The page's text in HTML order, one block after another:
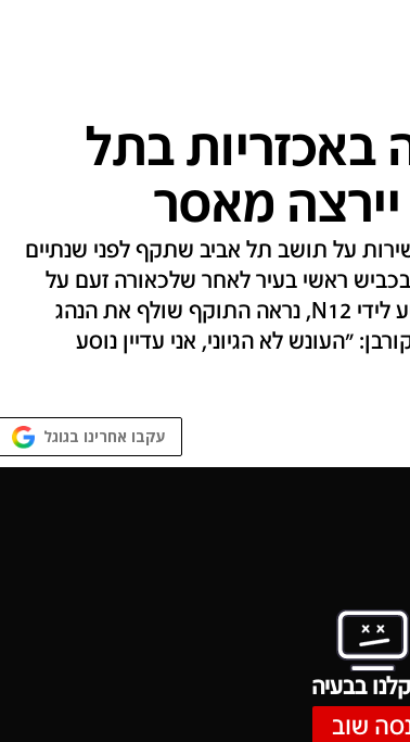
באכזריות בתל
מאסר
על תושב תל אביב שתקף לפני שנתיים
ראשי בעיר לאחר שלכאורה זעם על
צורת הנהיגה שלו • בתיעוד בלעדי שהגיע לידי N12, נראה התוקף שולף את הנהג
״העונש לא הגיוני, אני עדיין נוסע
עקבו אחרינו בגוגל
בבעיה
שוב